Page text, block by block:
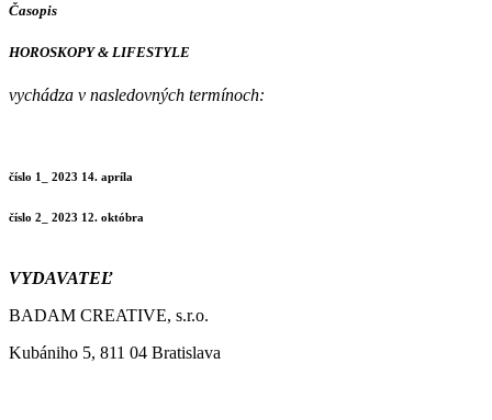
Časopis
HOROSKOPY & LIFESTYLE
vychádza v nasledovných termínoch:
číslo 1_ 2023 14. apríla
číslo 2_ 2023 12. októbra
VYDAVATEĽ
BADAM CREATIVE, s.r.o.
Kubániho 5, 811 04 Bratislava